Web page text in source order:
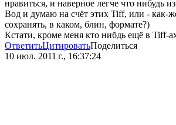
нравиться, и наверное легче что нибудь
Вод и думаю на счёт этих Tiff, или - как-
сохранять, в каком, блин, формате?)
Кстати, кроме меня кто нибдь ещё в Tiff-
ОтветитьЦитироватьПоделиться
10 июл. 2011 г., 16:37:24